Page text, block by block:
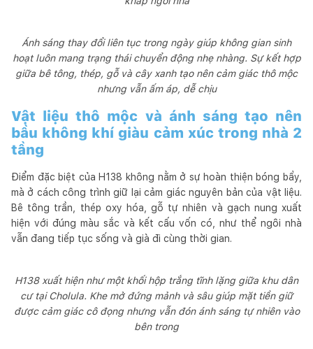
Ánh sáng thay đổi liên tục trong ngày giúp không gian sinh
hoạt luôn mang trạng thái chuyển động nhẹ nhàng. Sự kết hợp
giữa bê tông, thép, gỗ và cây xanh tạo nên cảm giác thô mộc
nhưng vẫn ấm áp, dễ chịu
Vật liệu thô mộc và ánh sáng tạo nên
bầu không khí giàu cảm xúc trong nhà 2
tầng
Điểm đặc biệt của H138 không nằm ở sự hoàn thiện bóng bẩy,
mà ở cách công trình giữ lại cảm giác nguyên bản của vật liệu.
Bê tông trần, thép oxy hóa, gỗ tự nhiên và gạch nung xuất
hiện với đúng màu sắc và kết cấu vốn có, như thể ngôi nhà
vẫn đang tiếp tục sống và già đi cùng thời gian.
H138 xuất hiện như một khối hộp trắng tĩnh lặng giữa khu dân
cư tại Cholula. Khe mở đứng mảnh và sâu giúp mặt tiền giữ
được cảm giác cô đọng nhưng vẫn đón ánh sáng tự nhiên vào
bên trong